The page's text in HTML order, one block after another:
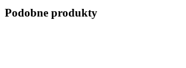
Podobne produkty